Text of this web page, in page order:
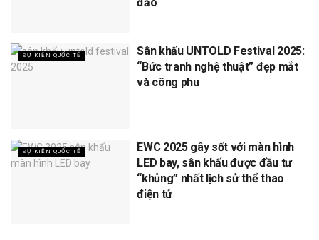
SỰ KIỆN QUỐC TẾ
Sân khấu UNTOLD Festival 2025:
“Bức tranh nghệ thuật” đẹp mắt
và công phu
SỰ KIỆN QUỐC TẾ
EWC 2025 gây sốt với màn hình
LED bay, sân khấu được đầu tư
“khủng” nhất lịch sử thể thao
điện tử